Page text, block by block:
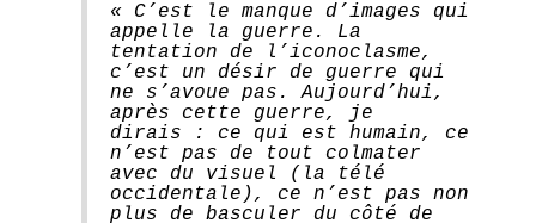
« C’est le manque d’images qui
appelle la guerre. La
tentation de l’iconoclasme,
c’est un désir de guerre qui
ne s’avoue pas. Aujourd’hui,
après cette guerre, je
dirais : ce qui est humain, ce
n’est pas de tout colmater
avec du visuel (la télé
occidentale), ce n’est pas non
plus de basculer du côté de